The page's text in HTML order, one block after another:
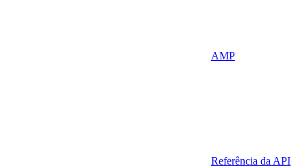
AMP
Referência da API